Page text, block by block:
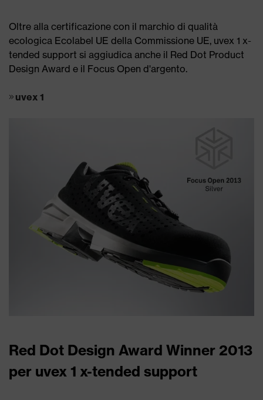
Oltre alla certificazione con il marchio di qualità
ecologica Ecolabel UE della Commissione UE, uvex 1 x-
tended support si aggiudica anche il Red Dot Product
Design Award e il Focus Open d'argento.
uvex 1
Red Dot Design Award Winner 2013
per uvex 1 x-tended support